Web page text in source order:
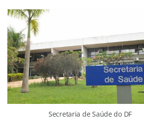
Secretaria de Saúde do DF